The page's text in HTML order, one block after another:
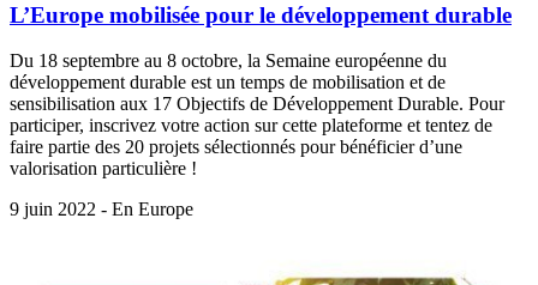
L’Europe mobilisée pour le développement durable
Du 18 septembre au 8 octobre, la Semaine européenne du
développement durable est un temps de mobilisation et de
sensibilisation aux 17 Objectifs de Développement Durable. Pour
participer, inscrivez votre action sur cette plateforme et tentez de
faire partie des 20 projets sélectionnés pour bénéficier d’une
valorisation particulière !
9 juin 2022 - En Europe